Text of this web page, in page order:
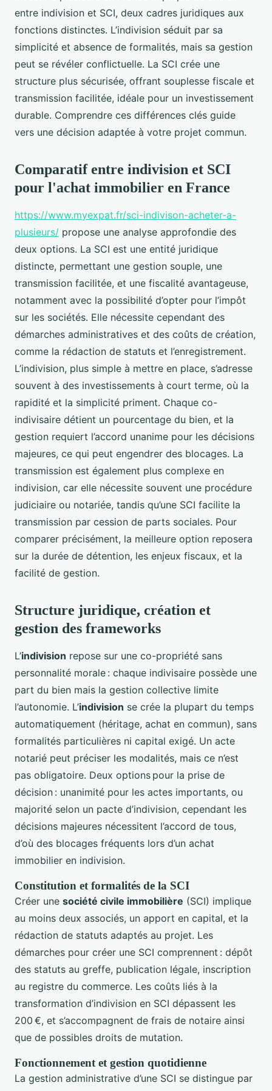
entre indivision et SCI, deux cadres juridiques aux
fonctions distinctes. L’indivision séduit par sa
simplicité et absence de formalités, mais sa gestion
peut se révéler conflictuelle. La SCI crée une
structure plus sécurisée, offrant souplesse fiscale et
transmission facilitée, idéale pour un investissement
durable. Comprendre ces différences clés guide
vers une décision adaptée à votre projet commun.
Comparatif entre indivision et SCI
pour l'achat immobilier en France
https://www.myexpat.fr/sci-indivison-acheter-a-
plusieurs/ propose une analyse approfondie des
deux options. La SCI est une entité juridique
distincte, permettant une gestion souple, une
transmission facilitée, et une fiscalité avantageuse,
notamment avec la possibilité d’opter pour l’impôt
sur les sociétés. Elle nécessite cependant des
démarches administratives et des coûts de création,
comme la rédaction de statuts et l’enregistrement.
L’indivision, plus simple à mettre en place, s’adresse
souvent à des investissements à court terme, où la
rapidité et la simplicité priment. Chaque co-
indivisaire détient un pourcentage du bien, et la
gestion requiert l’accord unanime pour les décisions
majeures, ce qui peut engendrer des blocages. La
transmission est également plus complexe en
indivision, car elle nécessite souvent une procédure
judiciaire ou notariée, tandis qu’une SCI facilite la
transmission par cession de parts sociales. Pour
comparer précisément, la meilleure option reposera
sur la durée de détention, les enjeux fiscaux, et la
facilité de gestion.
Structure juridique, création et
gestion des frameworks
L’indivision repose sur une co-propriété sans
personnalité morale : chaque indivisaire possède une
part du bien mais la gestion collective limite
l’autonomie. L’indivision se crée la plupart du temps
automatiquement (héritage, achat en commun), sans
formalités particulières ni capital exigé. Un acte
notarié peut préciser les modalités, mais ce n’est
pas obligatoire. Deux options pour la prise de
décision : unanimité pour les actes importants, ou
majorité selon un pacte d’indivision, cependant les
décisions majeures nécessitent l’accord de tous,
d’où des blocages fréquents lors d’un achat
immobilier en indivision.
Constitution et formalités de la SCI
Créer une société civile immobilière (SCI) implique
au moins deux associés, un apport en capital, et la
rédaction de statuts adaptés au projet. Les
démarches pour créer une SCI comprennent : dépôt
des statuts au greffe, publication légale, inscription
au registre du commerce. Les coûts liés à la
transformation d’indivision en SCI dépassent les
200 €, et s’accompagnent de frais de notaire ainsi
que de possibles droits de mutation.
Fonctionnement et gestion quotidienne
La gestion administrative d’une SCI se distingue par